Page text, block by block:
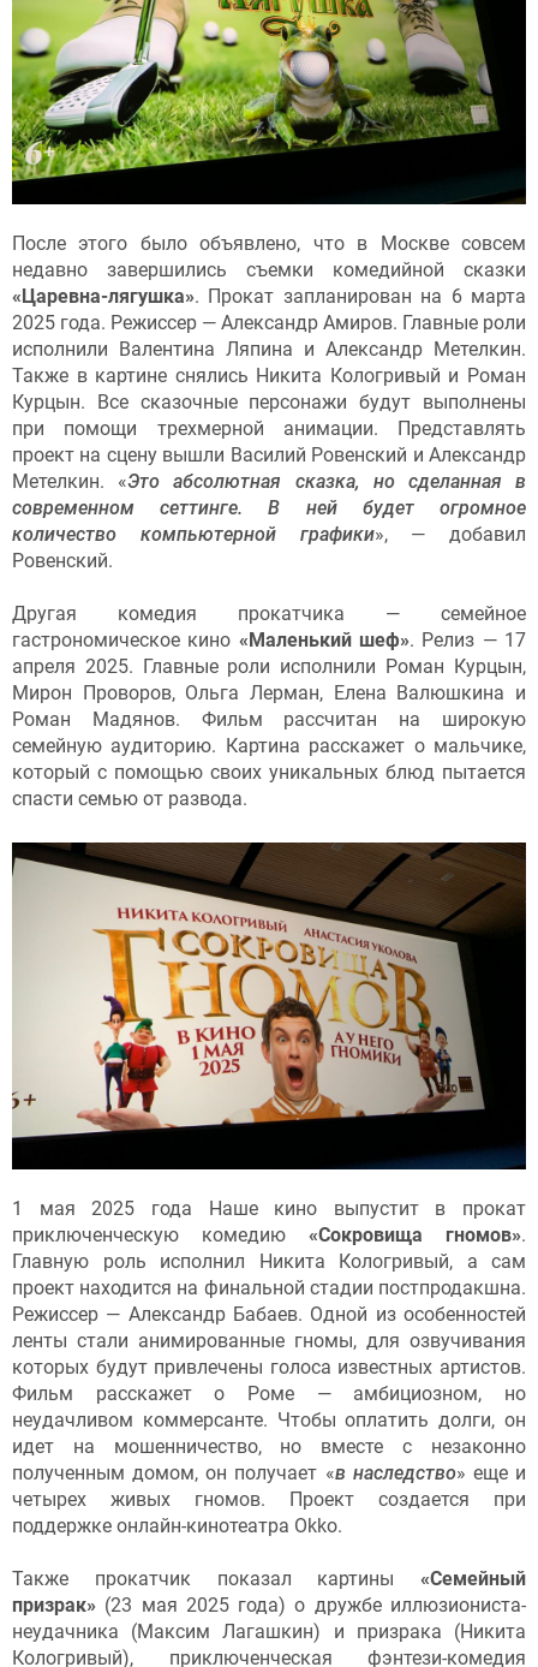
После этого было объявлено, что в Москве совсем
недавно завершились съемки комедийной сказки
«Царевна-лягушка». Прокат запланирован на 6 марта
2025 года. Режиссер — Александр Амиров. Главные роли
исполнили Валентина Ляпина и Александр Метелкин.
Также в картине снялись Никита Кологривый и Роман
Курцын. Все сказочные персонажи будут выполнены
при помощи трехмерной анимации. Представлять
проект на сцену вышли Василий Ровенский и Александр
Метелкин. «Это абсолютная сказка, но сделанная в
современном сеттинге. В ней будет огромное
количество компьютерной графики», — добавил
Ровенский.
Другая комедия прокатчика — семейное
гастрономическое кино «Маленький шеф». Релиз — 17
апреля 2025. Главные роли исполнили Роман Курцын,
Мирон Проворов, Ольга Лерман, Елена Валюшкина и
Роман Мадянов. Фильм рассчитан на широкую
семейную аудиторию. Картина расскажет о мальчике,
который с помощью своих уникальных блюд пытается
спасти семью от развода.
1 мая 2025 года Наше кино выпустит в прокат
приключенческую комедию «Сокровища гномов».
Главную роль исполнил Никита Кологривый, а сам
проект находится на финальной стадии постпродакшна.
Режиссер — Александр Бабаев. Одной из особенностей
ленты стали анимированные гномы, для озвучивания
которых будут привлечены голоса известных артистов.
Фильм расскажет о Роме — амбициозном, но
неудачливом коммерсанте. Чтобы оплатить долги, он
идет на мошенничество, но вместе с незаконно
полученным домом, он получает «в наследство» еще и
четырех живых гномов. Проект создается при
поддержке онлайн-кинотеатра Okko.
Также прокатчик показал картины «Семейный
призрак» (23 мая 2025 года) о дружбе иллюзиониста-
неудачника (Максим Лагашкин) и призрака (Никита
Кологривый), приключенческая фэнтези-комедия